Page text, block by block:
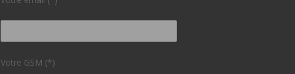
Votre GSM (*)